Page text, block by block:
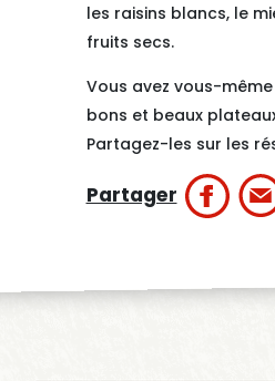
les raisins blancs, le
fruits secs.
Vous avez vous-
bons et beaux
Partagez-les sur les
Partager